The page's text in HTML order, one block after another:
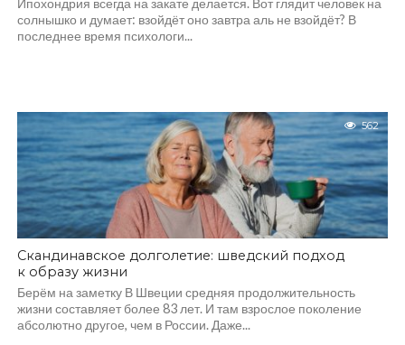
Ипохондрия всегда на закате делается. Вот глядит человек на
солнышко и думает: взойдёт оно завтра аль не взойдёт? В
последнее время психологи...
562
Скандинавское долголетие: шведский подход
к образу жизни
Берём на заметку В Швеции средняя продолжительность
жизни составляет более 83 лет. И там взрослое поколение
абсолютно другое, чем в России. Даже...